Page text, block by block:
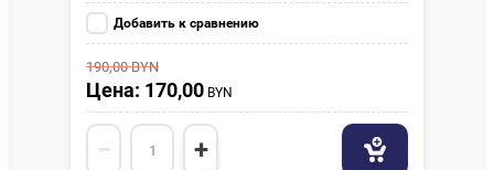
Добавить к сравнению
190,00BYN
Цена: 170,00 BYN
− +